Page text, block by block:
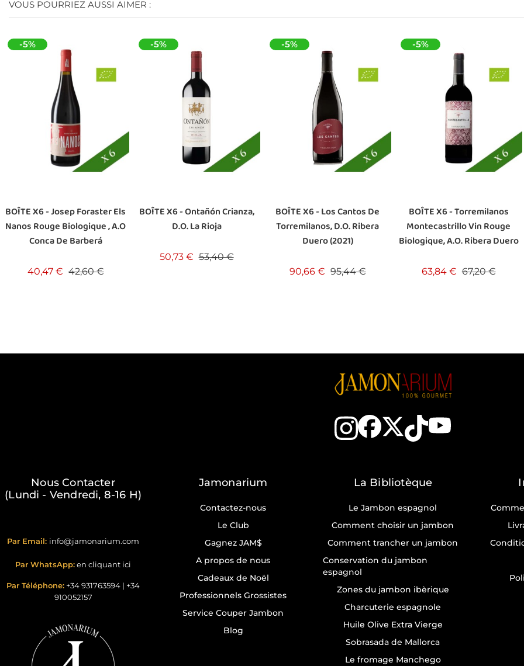
VOUS POURRIEZ AUSSI AIMER :
-5%
BOÎTE X6 - Josep Foraster Els
Nanos Rouge Biologique , A.O
Conca De Barberá
40,47 € Prix de base
42,60 €Prix
-5%
BOÎTE X6 - Ontañón Crianza,
D.O. La Rioja
50,73 € Prix de base
53,40 €Prix
-5%
BOÎTE X6 - Los Cantos De
Torremilanos, D.O. Ribera
Duero (2021)
90,66 € Prix de base
95,44 €Prix
-5%
BOÎTE X6 - Torremilanos
Montecastrillo Vin Rouge
Biologique, A.O. Ribera Duero
63,84 € Prix de base
67,20 €Prix
Nous Contacter
(Lundi - Vendredi, 8-16 H)
Par Email: info@jamonarium.com
Par WhatsApp:en cliquant ici
Par Téléphone: +34 931763594 | +34
910052157
Jamonarium
Contactez-nous
Le Club
Gagnez JAM$
A propos de nous
Cadeaux de Noël
Professionnels Grossistes
Service Couper Jambon
Blog
La Bibliotèque
Le Jambon espagnol
Comment choisir un jambon
Comment trancher un jambon
Conservation du jambon
espagnol
Zones du jambon ibèrique
Charcuterie espagnole
Huile Olive Extra Vierge
Sobrasada de Mallorca
Le fromage Manchego